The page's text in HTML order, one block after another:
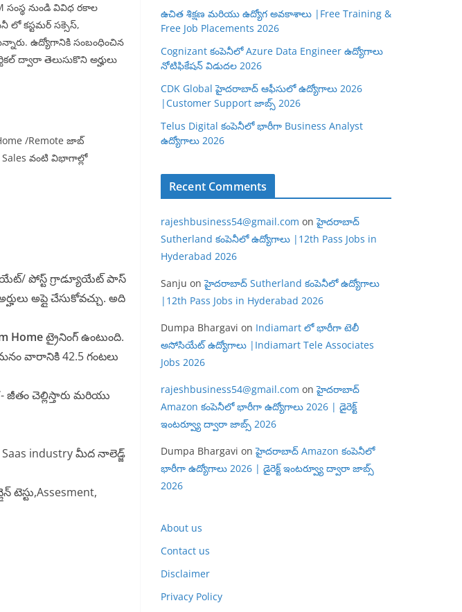
సంస్థ నుండి వివిధ రకాల
లో కస్టమర్ సక్సెస్,
ఉద్యోగానికి సంబంధించిన
ద్వారా తెలుసుకొని అర్హులు
/Remote జాబ్
Sales వంటి విభాగాల్లో
పోస్ట్ గ్రాడ్యూయేట్ పాస్
అప్లై చేసుకోవచ్చు. అది
Homeట్రైనింగ్ ఉంటుంది.
మనం వారానికి 42.5 గంటలు
జీతం చెల్లిస్తారు మరియు
industry మీద నాలెడ్జ్
ఉచిత శిక్షణ మరియు ఉద్యోగ అవకాశాలు |Free Training &
Free Job Placements 2026
Cognizant కంపెనీలో Azure Data Engineer ఉద్యోగాలు
నోటిఫికేషన్ విడుదల 2026
CDK Global హైదరాబాద్ ఆఫీసులో ఉద్యోగాలు 2026
|Customer Support జాబ్స్ 2026
Telus Digital కంపెనీలో భారీగా Business Analyst
ఉద్యోగాలు 2026
Recent Comments
rajeshbusiness54@gmail.com onహైదరాబాద్
Sutherland కంపెనీలో ఉద్యోగాలు |12th Pass Jobs in
Hyderabad 2026
Sanju onహైదరాబాద్ Sutherland కంపెనీలో ఉద్యోగాలు
|12th Pass Jobs in Hyderabad 2026
Dumpa Bhargavi on Indiamart లో భారీగా టెలీ
అసోసియేట్ ఉద్యోగాలు |Indiamart Tele Associates
Jobs 2026
rajeshbusiness54@gmail.com onహైదరాబాద్
Amazon కంపెనీలో భారీగా ఉద్యోగాలు 2026 | డైరెక్ట్
ఇంటర్వ్యూ ద్వారా జాబ్స్ 2026
Dumpa Bhargavi onహైదరాబాద్ Amazon కంపెనీలో
భారీగా ఉద్యోగాలు 2026 | డైరెక్ట్ ఇంటర్వ్యూ ద్వారా జాబ్స్
2026
About us
Contact us
Disclaimer
Privacy Policy